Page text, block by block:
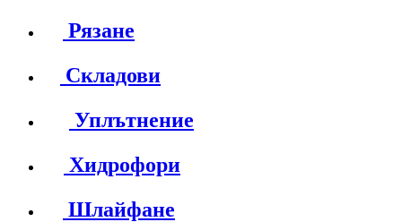
Рязане
Складови
Уплътнение
Хидрофори
Шлайфане